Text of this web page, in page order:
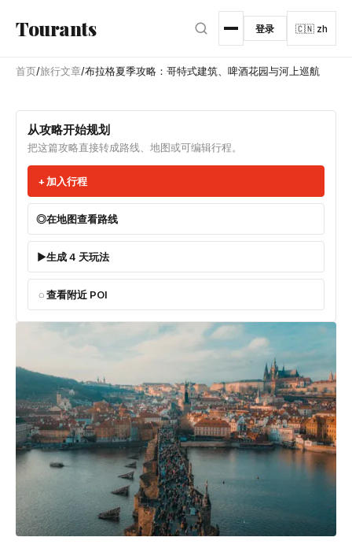
Tourants 登录 🇨🇳 zh
首页/旅行文章/布拉格夏季攻略：哥特式建筑、啤酒花园与河上巡航
从攻略开始规划
把这篇攻略直接转成路线、地图或可编辑行程。
加入行程
在地图查看路线
生成 4 天玩法
查看附近 POI